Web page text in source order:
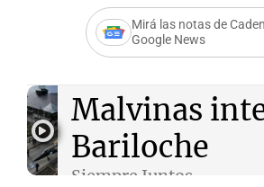
Mirá las notas de
Google News
Malvinas
Bariloche
Siempre Juntos